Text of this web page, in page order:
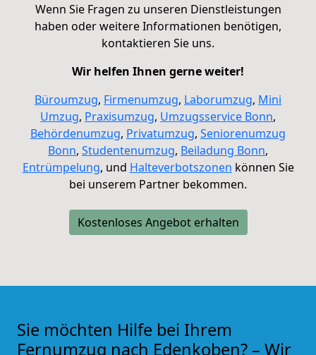
Wenn Sie Fragen zu unseren Dienstleistungen
haben oder weitere Informationen benötigen,
kontaktieren Sie uns.
Wir helfen Ihnen gerne weiter!
Büroumzug, Firmenumzug, Laborumzug, Mini
Umzug, Praxisumzug, Umzugsservice Bonn,
Behördenumzug, Privatumzug, Seniorenumzug
Bonn, Studentenumzug, Beiladung Bonn,
Entrümpelung, und Halteverbotszonen können Sie
bei unserem Partner bekommen.
Kostenloses Angebot erhalten
Sie möchten Hilfe bei Ihrem
Fernumzug nach Edenkoben? – Wir